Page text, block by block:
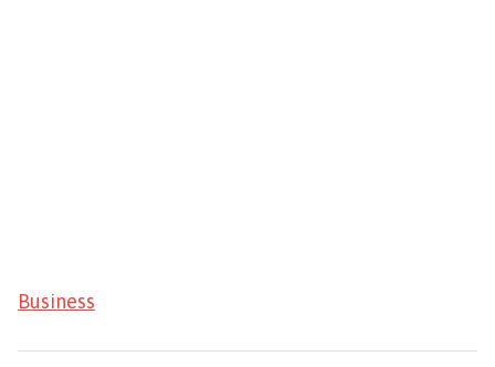
Business